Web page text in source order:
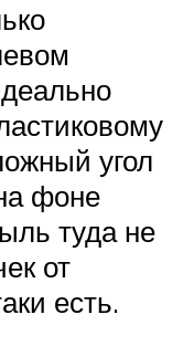
угол
фоне
туда не
от
есть.